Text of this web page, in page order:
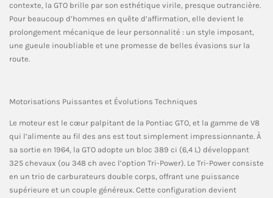
contexte, la GTO brille par son esthétique virile, presque outrancière.
Pour beaucoup d’hommes en quête d’affirmation, elle devient le
prolongement mécanique de leur personnalité : un style imposant,
une gueule inoubliable et une promesse de belles évasions sur la
route.
Motorisations Puissantes et Évolutions Techniques
Le moteur est le cœur palpitant de la Pontiac GTO, et la gamme de V8
qui l’alimente au fil des ans est tout simplement impressionnante. À
sa sortie en 1964, la GTO adopte un bloc 389 ci (6,4 L) développant
325 chevaux (ou 348 ch avec l’option Tri-Power). Le Tri-Power consiste
en un trio de carburateurs double corps, offrant une puissance
supérieure et un couple généreux. Cette configuration devient